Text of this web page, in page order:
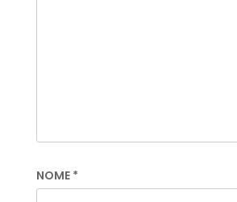
NOME *